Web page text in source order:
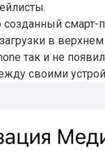
созданный смарт-
в
так и не
своими